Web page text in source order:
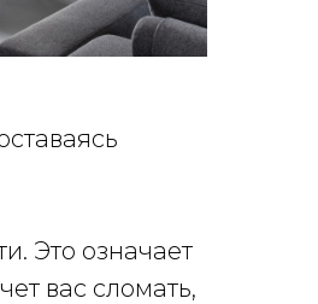
Это означает
вас сломать,